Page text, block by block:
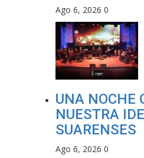
Ago 6, 2026 0
UNA NOCHE
NUESTRA
SUARENSES
Ago 6, 2026 0